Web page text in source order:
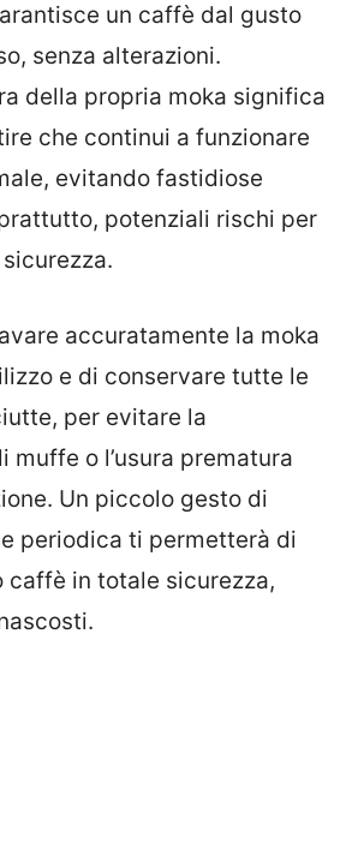
un caffè dal gusto
senza alterazioni.
della propria moka significa
che continui a funzionare
evitando fastidiose
potenziali rischi per
accuratamente la moka
e di conservare tutte le
per evitare la
muffe o l’usura prematura
Un piccolo gesto di
periodica ti permetterà di
caffè in totale sicurezza,